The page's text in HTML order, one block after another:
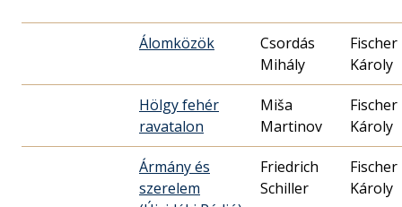
Álomközök
Csordás
Mihály
Fischer
Károly
Hölgy fehér
ravatalon
Miša
Martinov
Fischer
Károly
Ármány és
szerelem
Friedrich
Schiller
Fischer
Károly